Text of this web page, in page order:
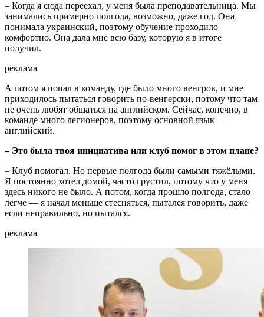
– Когда я сюда переехал, у меня была преподавательница. Мы
занимались примерно полгода, возможно, даже год. Она
понимала украинский, поэтому обучение проходило
комфортно. Она дала мне всю базу, которую я в итоге
получил.
реклама
А потом я попал в команду, где было много венгров, и мне
приходилось пытаться говорить по-венгерски, потому что там
не очень любят общаться на английском. Сейчас, конечно, в
команде много легионеров, поэтому основной язык –
английский.
– Это была твоя инициатива или клуб помог в этом плане?
– Клуб помогал. Но первые полгода были самыми тяжёлыми.
Я постоянно хотел домой, часто грустил, потому что у меня
здесь никого не было. А потом, когда прошло полгода, стало
легче — я начал меньше стесняться, пытался говорить, даже
если неправильно, но пытался.
реклама